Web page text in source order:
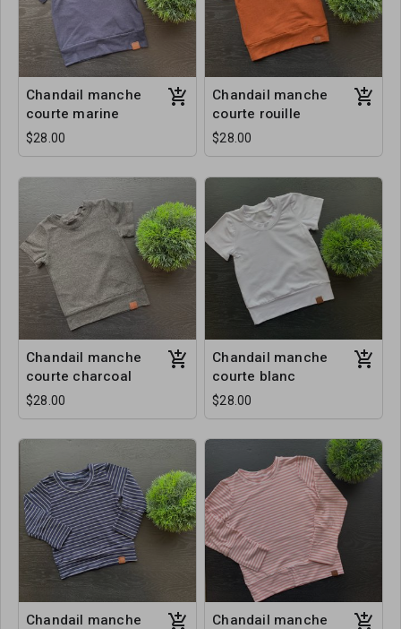
Chandail manche
courte marine
$28.00
Chandail manche
courte rouille
$28.00
Chandail manche
courte charcoal
$28.00
Chandail manche
courte blanc
$28.00
Chandail manche
Chandail manche